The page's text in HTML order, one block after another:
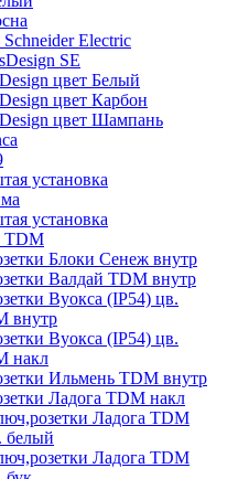
Electric
SE
цвет Белый
цвет Карбон
цвет Шампань
установка
установка
TDM
Блоки Сенеж внутр
Валдай TDM внутр
Вуокса (IP54) цв.
внутр
Вуокса (IP54) цв.
накл
Ильмень TDM внутр
Ладога TDM накл
Ладога TDM
белый
Ладога TDM